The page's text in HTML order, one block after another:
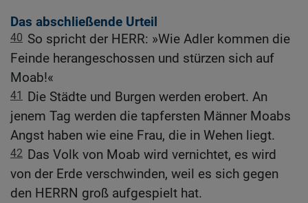
Das abschließende Urteil
40 So spricht der HERR: »Wie Adler kommen die
Feinde herangeschossen und stürzen sich auf
Moab!«
41 Die Städte und Burgen werden erobert. An
jenem Tag werden die tapfersten Männer Moabs
Angst haben wie eine Frau, die in Wehen liegt.
42 Das Volk von Moab wird vernichtet, es wird
von der Erde verschwinden, weil es sich gegen
den HERRN groß aufgespielt hat.